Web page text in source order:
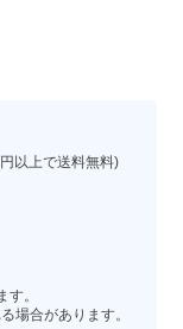
以上で送料無料)
。
場合があります。